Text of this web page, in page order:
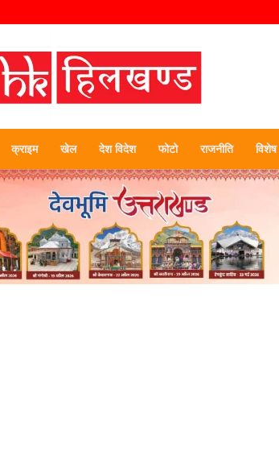
हिलखण्ड
क्राइम खेल देश विदेश फोटो राजनीति विशेष